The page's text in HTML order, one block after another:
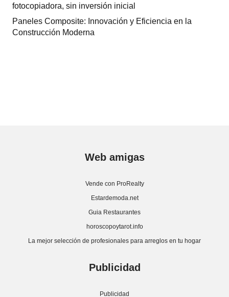
fotocopiadora, sin inversión inicial
Paneles Composite: Innovación y Eficiencia en la
Construcción Moderna
Web amigas
Vende con ProRealty
Estardemoda.net
Guia Restaurantes
horoscopoytarot.info
La mejor selección de profesionales para arreglos en tu hogar
Publicidad
Publicidad